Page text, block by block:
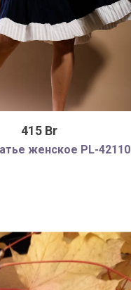
415 Br
женское PL-42110